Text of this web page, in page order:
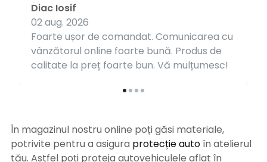
Foarte ușor de comandat. Comunicarea cu
vânzătorul online foarte bună. Produs de
calitate la preț foarte bun. Vă mulțumesc!
Diac Iosif
02 aug. 2026
În magazinul nostru online poți găsi materiale,
potrivite pentru a asigura protecție autoîn atelierul
tău. Astfel poți proteja autovehiculele aflat în